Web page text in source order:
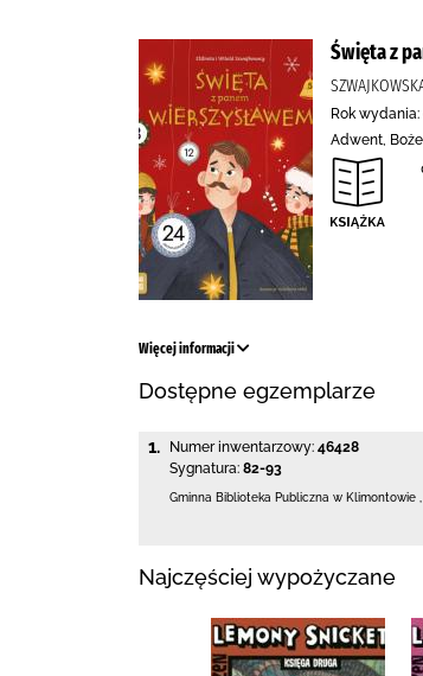
Święta z
Rok
Adwent,
Więcej informacji
Dostępne egzemplarze
1. Numer inwentarzowy: 46428
Sygnatura: 82-93
Gminna Biblioteka Publiczna w Klimontowie
Najczęściej wypożyczane